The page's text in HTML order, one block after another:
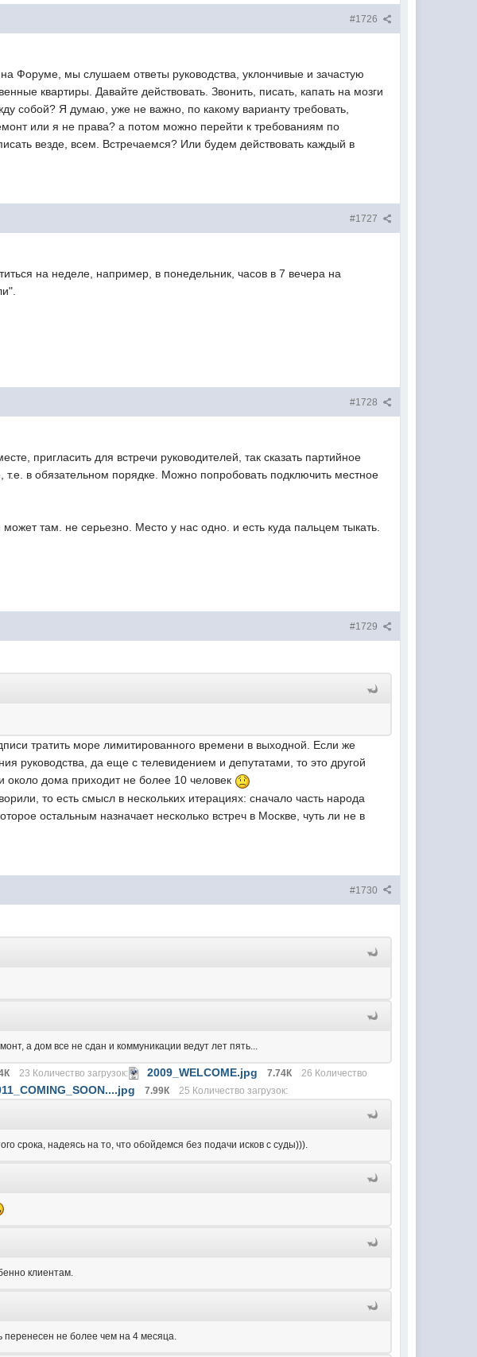
#1726
Форуме, мы слушаем ответы руководства, уклончивые и зачастую
квартиры. Давайте действовать. Звонить, писать, капать на мозги
собой? Я думаю, уже не важно, по какому варианту требовать,
или я не права? а потом можно перейти к требованиям по
везде, всем. Встречаемся? Или будем действовать каждый в
#1727
на неделе, например, в понедельник, часов в 7 вечера на
#1728
пригласить для встречи руководителей, так сказать партийное
т.е. в обязательном порядке. Можно попробовать подключить местное
там. не серьезно. Место у нас одно. и есть куда пальцем тыкать.
#1729
тратить море лимитированного времени в выходной. Если же
руководства, да еще с телевидением и депутатами, то это другой
около дома приходит не более 10 человек
то есть смысл в нескольких итерациях: сначало часть народа
остальным назначает несколько встреч в Москве, чуть ли не в
#1730
а дом все не сдан и коммуникации ведут лет пять...
23 Количество загрузок: 2009_WELCOME.jpg 7.74К
26 Количество
7.99К 25 Количество загрузок:
срока, надеясь на то, что обойдемся без подачи исков с суды))).
клиентам.
перенесен не более чем на 4 месяца.